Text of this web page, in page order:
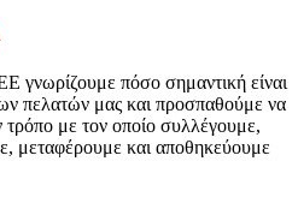
πόσο σημαντική είναι
πελατών μας και προσπαθούμε να
τρόπο με τον οποίο συλλέγουμε,
μεταφέρουμε και αποθηκεύουμε